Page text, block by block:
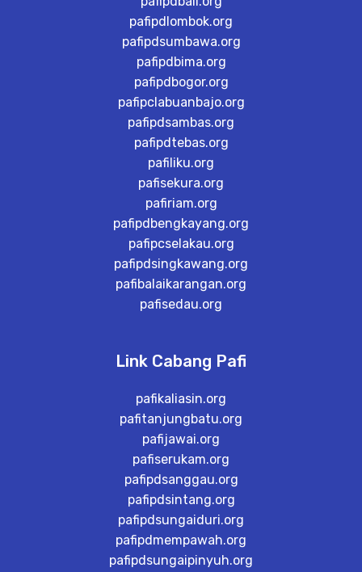
pafipdlombok.org
pafipdsumbawa.org
pafipdbima.org
pafipdbogor.org
pafipclabuanbajo.org
pafipdsambas.org
pafipdtebas.org
pafiliku.org
pafisekura.org
pafiriam.org
pafipdbengkayang.org
pafipcselakau.org
pafipdsingkawang.org
pafibalaikarangan.org
pafisedau.org
Link Cabang Pafi
pafikaliasin.org
pafitanjungbatu.org
pafijawai.org
pafiserukam.org
pafipdsanggau.org
pafipdsintang.org
pafipdsungaiduri.org
pafipdmempawah.org
pafipdsungaipinyuh.org